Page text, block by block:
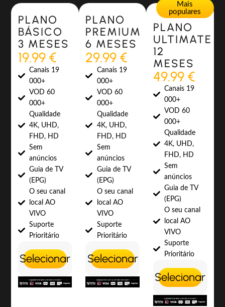
Most Popular
PLANO
BÁSICO
3 MESES
19.99 €
Canais 19
000+
VOD 60
000+
Qualidade
4K, UHD,
FHD, HD
Sem
anúncios
Guia de TV
(EPG)
O seu canal
local AO
VIVO
Suporte
Prioritário
Selecionar
Most Popular
PLANO
PREMIUM
6 MESES
29.99 €
Canais 19
000+
VOD 60
000+
Qualidade
4K, UHD,
FHD, HD
Sem
anúncios
Guia de TV
(EPG)
O seu canal
local AO
VIVO
Suporte
Prioritário
Selecionar
Mais
populares
PLANO
ULTIMATE
12
MESES
49.99 €
Canais 19
000+
VOD 60
000+
Qualidade
4K, UHD,
FHD, HD
Sem
anúncios
Guia de TV
(EPG)
O seu canal
local AO
VIVO
Suporte
Prioritário
Selecionar